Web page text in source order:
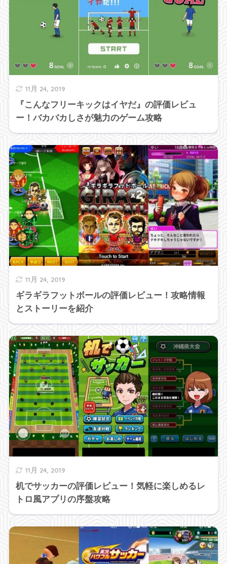
11月 24, 2019
『こんなフリーキックはイヤだ』の評価レビュ
ー！バカバカしさが魅力のゲーム攻略
11月 24, 2019
ギラギラフットボールの評価レビュー！攻略情報
とストーリーを紹介
11月 24, 2019
机でサッカーの評価レビュー！気軽に楽しめるレ
トロ風アプリの序盤攻略